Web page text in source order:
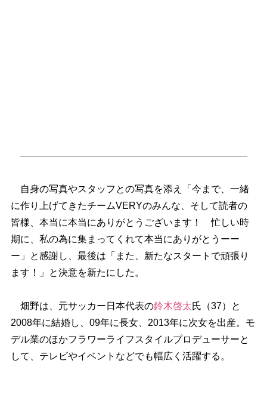
自身の写真やスタッフとの写真を添え「今まで、一緒
に作り上げてきたチームVERYのみんな、そして読者の
皆様、本当に本当にありがとうございます！ 忙しい時
期に、私の為に集まってくれて本当にありがとうーー
ー」と感謝し、最後は「また、新たなスタートで頑張り
ます！」と決意を新たにした。
畑野は、元サッカー日本代表の鈴木啓太氏（37）と
2008年に結婚し、09年に長女、2013年に次女を出産。モ
デル業のほかフラワーライフスタイルプロデューサーと
して、テレビやイベントなどでも幅広く活躍する。